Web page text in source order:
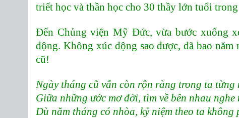
triết học và thần học cho 30 thầy lớn tuổi
Đến Chủng viện Mỹ Đức, vừa bước xuống
động. Không xúc động sao được, đã bao
cũ!
Ngày tháng cũ vẫn còn rộn ràng trong ta từng
Giữa những ước mơ đời, tìm về bên nhau nghe
Dù năm tháng có nhòa, kỷ niệm theo ta không